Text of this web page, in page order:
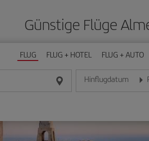
Günstige Flüge
FLUG FLUG + HOTEL FLUG + AUTO
Hinflugdatum
Geben Sie das Datum